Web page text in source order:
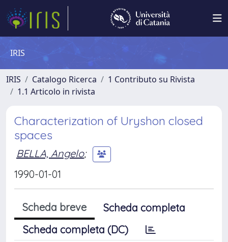
IRIS
IRIS Catalogo Ricerca
1 Contributo su Rivista
1.1 Articolo in rivista
Characterization of Uryshon closed
spaces
BELLA, Angelo;
1990-01-01
Scheda breve
Scheda completa
Scheda completa (DC)